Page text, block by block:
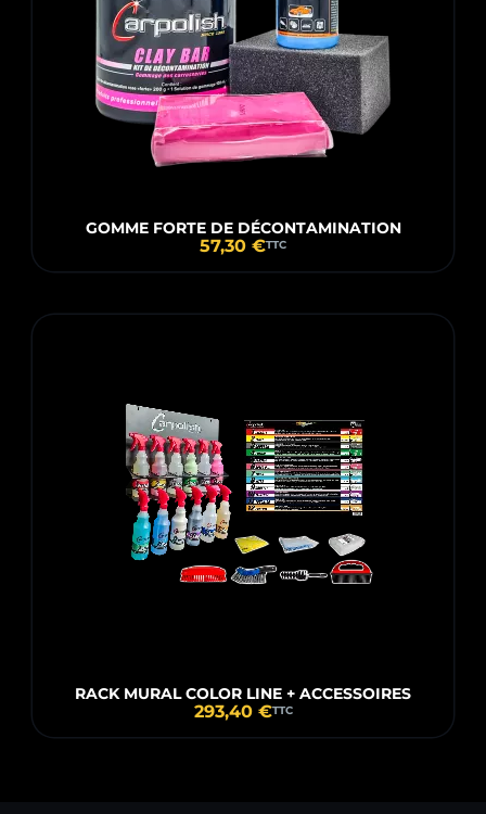
GOMME FORTE DE DÉCONTAMINATION
57,30 €TTC
RACK MURAL COLOR LINE + ACCESSOIRES
293,40 €TTC